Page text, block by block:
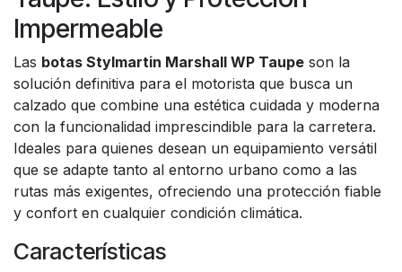
Impermeable
Las botas Stylmartin Marshall WP Taupe son la
solución definitiva para el motorista que busca un
calzado que combine una estética cuidada y moderna
con la funcionalidad imprescindible para la carretera.
Ideales para quienes desean un equipamiento versátil
que se adapte tanto al entorno urbano como a las
rutas más exigentes, ofreciendo una protección fiable
y confort en cualquier condición climática.
Características